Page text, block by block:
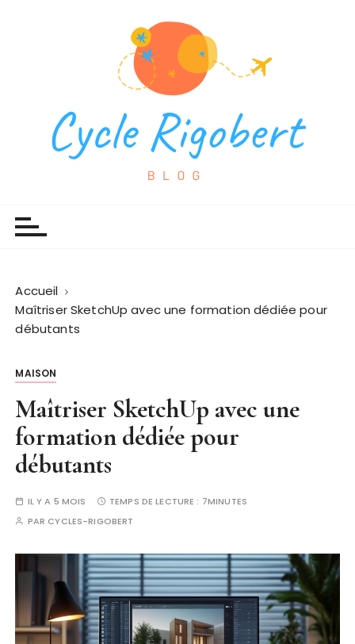
Accueil
Maîtriser SketchUp avec une formation dédiée pour
débutants
MAISON
Maîtriser SketchUp avec une
formation dédiée pour
débutants
IL Y A 5 MOIS TEMPS DE LECTURE : 7MINUTES
PAR CYCLES-RIGOBERT